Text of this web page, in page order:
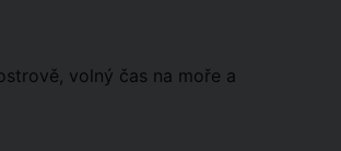
volný čas na moře a